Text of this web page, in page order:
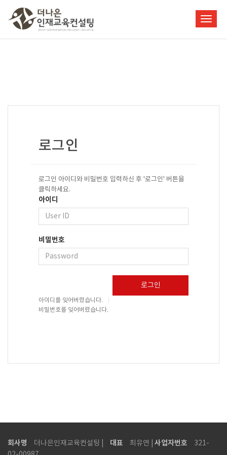
로그인
로그인 아이디와 비밀번호 입력하신 후 '로그인' 버튼을
클릭하세요.
아이디
비밀번호
로그인
아이디를 잊어버렸습니다.
비밀번호를 잊어버렸습니다.
회사명 더나은인재교육컨설팅 | 대표 최유연 | 사업자번호
321-